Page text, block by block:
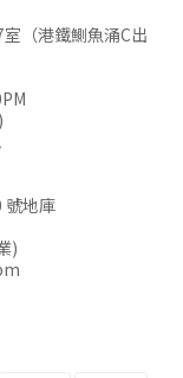
（港鐵鰂魚涌C出
號地庫
)